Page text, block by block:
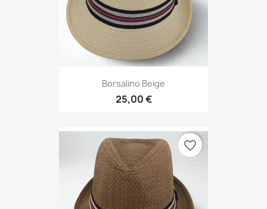
Borsalino Beige
25,00 €
favorite_border